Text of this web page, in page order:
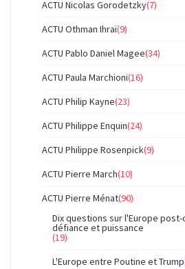
ACTU Nicolas Gorodetzky(7)
ACTU Othman Ihraï(9)
ACTU Pablo Daniel Magee(34)
ACTU Paula Marchioni(16)
ACTU Philip Kayne(23)
ACTU Philippe Enquin(24)
ACTU Philippe Rosenpick(9)
ACTU Pierre March(10)
ACTU Pierre Ménat(90)
Dix questions sur l'Europe
défiance et puissance
(19)
L'Europe entre Poutine et Trump